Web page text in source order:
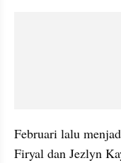
Februari lalu
Firyal dan Jezlyn